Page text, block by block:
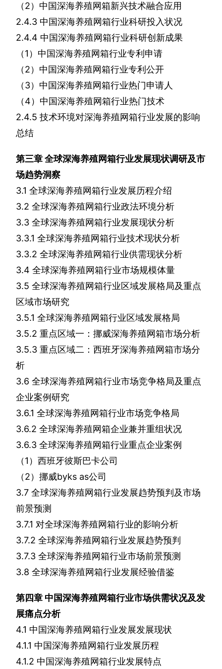
（2）中国深海养殖网箱新兴技术融合应用
2.4.3 中国深海养殖网箱行业科研投入状况
2.4.4 中国深海养殖网箱行业科研创新成果
（1 ）中国深海养殖网箱行业专利申请
（2）中国深海养殖网箱行业专利公开
（3）中国深海养殖网箱行业热门申请人
（4）中国深海养殖网箱行业热门技术
2.4.5 技术环境对深海养殖网箱行业发展的影响
总结
第三章全球深海养殖网箱行业发展现状调研及市
场趋势洞察
3.1 全球深海养殖网箱行业发展历程介绍
3.2 全球深海养殖网箱行业政法环境分析
3.3 全球深海养殖网箱行业发展现状分析
3.3.1 全球深海养殖网箱行业技术现状分析
3.3.2 全球深海养殖网箱行业供需现状分析
3.4 全球深海养殖网箱行业市场规模体量
3.5 全球深海养殖网箱行业区域发展格局及重点
区域市场研究
3.5.1 全球深海养殖网箱行业区域发展格局
3.5.2 重点区域一：挪威深海养殖网箱市场分析
3.5.3 重点区域二：西班牙深海养殖网箱市场分
析
3.6 全球深海养殖网箱行业市场竞争格局及重点
企业案例研究
3.6.1 全球深海养殖网箱行业市场竞争格局
3.6.2 全球深海养殖网箱企业兼并重组状况
3.6.3 全球深海养殖网箱行业重点企业案例
（1 ）西班牙彼斯巴卡公司
（2）挪威byks as公司
3.7 全球深海养殖网箱行业发展趋势预判及市场
前景预测
3.7.1 对全球深海养殖网箱行业的影响分析
3.7.2 全球深海养殖网箱行业发展趋势预判
3.7.3 全球深海养殖网箱行业市场前景预测
3.8 全球深海养殖网箱行业发展经验借鉴
第四章 中国深海养殖网箱行业市场供需状况及发
展痛点分析
4.1 中国深海养殖网箱行业发展发展现状
4.1.1 中国深海养殖网箱行业发展历程
4.1.2 中国深海养殖网箱行业发展特点